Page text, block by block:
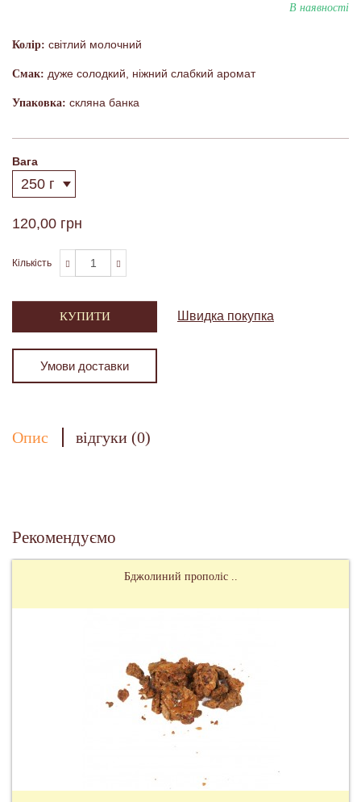
В наявності
Колір: світлий молочний
Смак: дуже солодкий, ніжний слабкий аромат
Упаковка: скляна банка
Вага
120,00 грн
Кількість
КУПИТИ Швидка покупка
Умови доставки
Опис відгуки (0)
Рекомендуємо
Бджолиний прополіс ..